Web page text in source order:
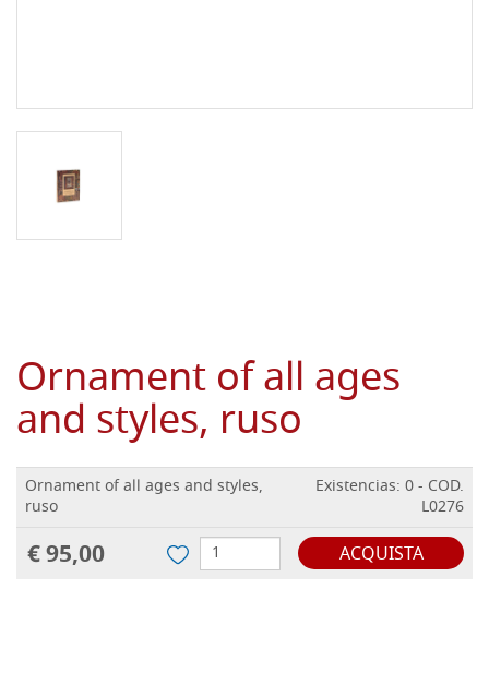
Ornament of all ages
and styles, ruso
Ornament of all ages and styles,
ruso
Existencias: 0 - COD.
L0276
€ 95,00 ACQUISTA